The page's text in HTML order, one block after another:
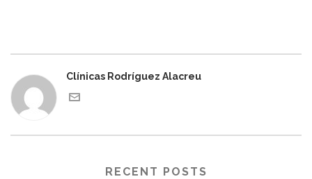
Clínicas Rodríguez Alacreu
RECENT POSTS